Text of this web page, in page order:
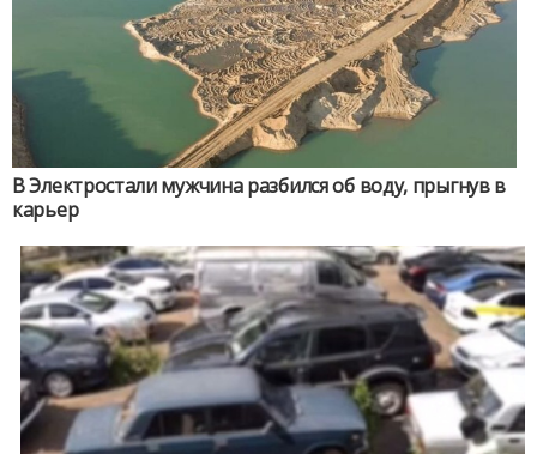
В Электростали мужчина разбился об воду, прыгнув в
карьер